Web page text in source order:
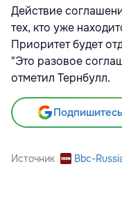
Действие
тех, кто уже
Приоритет будет
"Это разовое
отметил Тернбулл.
Источник Bbc-